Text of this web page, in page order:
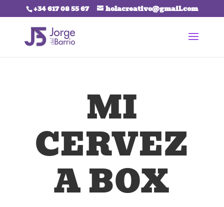
+34 617 08 55 67 holacreativo@gmail.com
MI
CERVEZ
A BOX